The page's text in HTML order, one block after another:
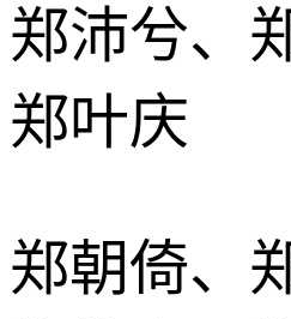
郑沛兮、
郑叶庆
郑朝倚、